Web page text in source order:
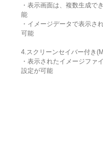
・表示画面は、複数生成で
能
・イメージデータで表示さ
可能
4.スクリーンセイバー付き
・表示されたイメージファ
設定が可能